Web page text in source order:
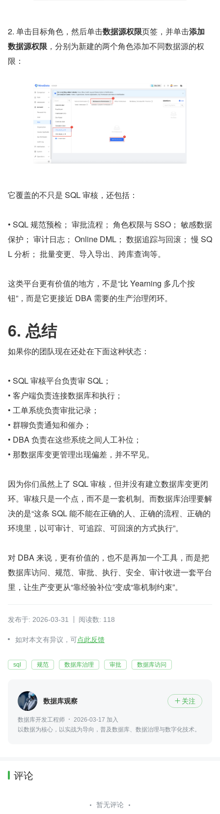
2. 单击目标角色，然后单击数据源权限页签，并单击添加
数据源权限 ，分别为新建的两个角色添加不同数据源的权
限：
它覆盖的不只是 SQL 审核，还包括：
• SQL 规范预检； 审批流程； 角色权限与 SSO； 敏感数据
保护； 审计日志； Online DML； 数据追踪与回滚； 慢 SQ
L 分析； 批量变更、导入导出、跨库查询等。
这类平台更有价值的地方，不是“比 Yearning 多几个按
钮”，而是它更接近 DBA 需要的生产治理闭环。
6. 总结
如果你的团队现在还处在下面这种状态：
• SQL 审核平台负责审 SQL；
• 客户端负责连接数据库和执行；
• 工单系统负责审批记录；
• 群聊负责通知和催办；
• DBA 负责在这些系统之间人工补位；
• 那数据库变更管理出现偏差，并不罕见。
因为你们虽然上了 SQL 审核，但并没有建立数据库变更闭
环。审核只是一个点，而不是一套机制。而数据库治理要解
决的是“这条 SQL 能不能在正确的人、正确的流程、正确的
环境里，以可审计、可追踪、可回滚的方式执行”。
对 DBA 来说，更有价值的，也不是再加一个工具，而是把
数据库访问、规范、审批、执行、安全、审计收进一套平台
里，让生产变更从“靠经验补位”变成“靠机制约束”。
发布于: 2026-03-31 阅读数: 118
如对本文有异议，可点此反馈
sql 规范 数据库治理 审批 数据库访问
数据库观察  关注
数据库开发工程师
2026-03-17 加入
以数据为核心，以实战为导向，普及数据库、数据治理与数字化技术。
评论
暂无评论